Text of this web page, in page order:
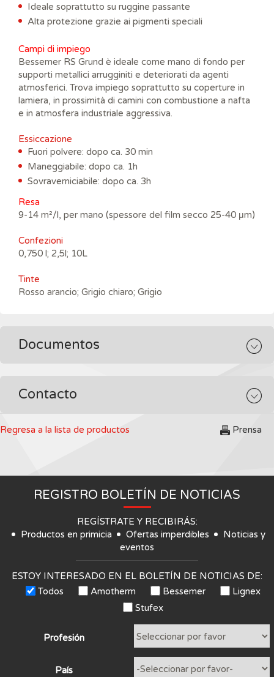
Ideale soprattutto su ruggine passante
Alta protezione grazie ai pigmenti speciali
Campi di impiego
Bessemer RS Grund è ideale come mano di fondo per
supporti metallici arrugginiti e deteriorati da agenti
atmosferici. Trova impiego soprattutto su coperture in
lamiera, in prossimità di camini con combustione a nafta
e in atmosfera industriale aggressiva.
Essiccazione
Fuori polvere: dopo ca. 30 min
Maneggiabile: dopo ca. 1h
Sovraverniciabile: dopo ca. 3h
Resa
9-14 m²/l, per mano (spessore del film secco 25-40 μm)
Confezioni
0,750 l; 2,5l; 10L
Tinte
Rosso arancio; Grigio chiaro; Grigio
Documentos
Contacto
Regresa a la lista de productos Prensa
REGISTRO BOLETÍN DE NOTICIAS
REGÍSTRATE Y RECIBIRÁS:
Productos en primicia
Ofertas imperdibles
Noticias y
eventos
ESTOY INTERESADO EN EL BOLETÍN DE NOTICIAS DE:
Todos
Amotherm Bessemer
Lignex
Stufex
Profesión
País